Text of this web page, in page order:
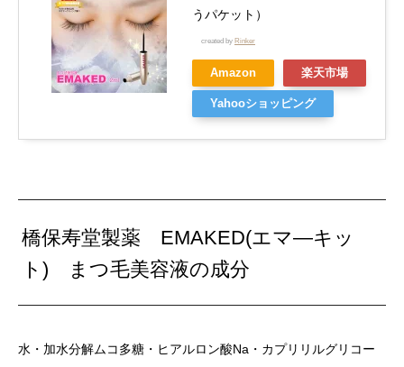
うパケット）
created by Rinker
Amazon 楽天市場
Yahooショッピング
橋保寿堂製薬 EMAKED(エマ―キッ
ト) まつ毛美容液の成分
水・加水分解ムコ多糖・ヒアルロン酸Na・カプリリルグリコー